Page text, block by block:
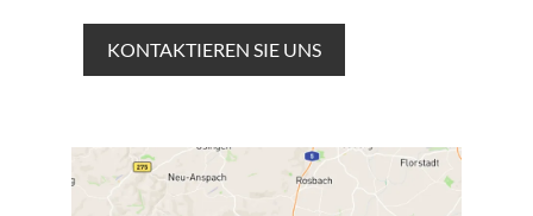
KONTAKTIEREN SIE UNS